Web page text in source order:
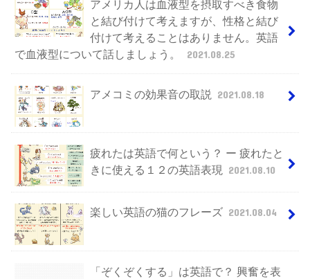
アメリカ人は血液型を摂取すべき食物
と結び付けて考えますが、性格と結び
付けて考えることはありません。英語
で血液型について話しましょう。
2021.08.25
アメコミの効果音の取説 2021.08.18
疲れたは英語で何という？ ー 疲れたと
きに使える１２の英語表現
2021.08.10
楽しい英語の猫のフレーズ 2021.08.04
「ぞくぞくする」は英語で？ 興奮を表